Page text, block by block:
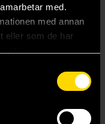
med.
med annan
eller som de har
Beställ